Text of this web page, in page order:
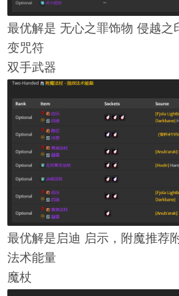
最优解是 无心之罪饰物 侵越之
变咒符
双手武器
最优解是启迪 启示，附魔推荐
法术能量
魔杖